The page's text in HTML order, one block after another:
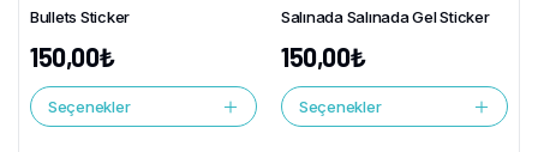
Bullets Sticker
150,00₺
Seçenekler
Salınada Salınada Gel Sticker
150,00₺
Seçenekler